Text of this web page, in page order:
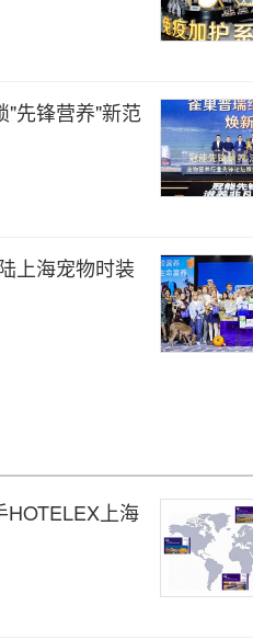
"先锋营养"新范
上海宠物时装
HOTELEX上海